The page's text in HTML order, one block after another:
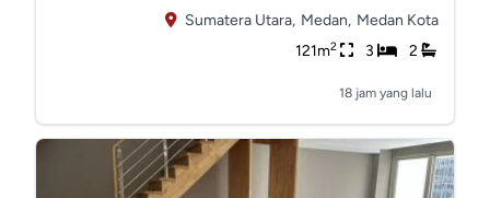
Sumatera Utara, Medan, Medan Kota
121m2 3 2
18 jam yang lalu